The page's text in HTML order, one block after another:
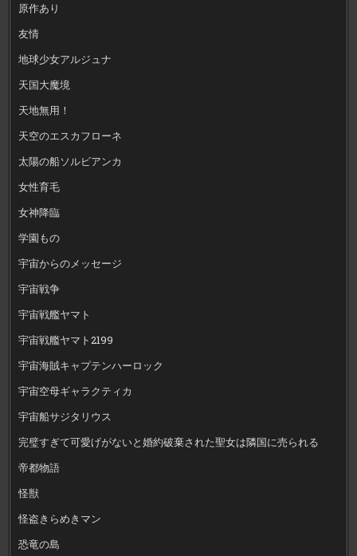
原作あり
友情
地球少女アルジュナ
天国大魔境
天地無用！
天空のエスカフローネ
太陽の船ソルビアンカ
女性育毛
女神降臨
学園もの
宇宙からのメッセージ
宇宙戦争
宇宙戦艦ヤマト
宇宙戦艦ヤマト2199
宇宙海賊キャプテンハーロック
宇宙空母ギャラクティカ
宇宙船サジタリウス
完璧すぎて可愛げがないと婚約破棄された聖女は隣国に売られる
帝都物語
怪獣
怪盗きらめきマン
恐竜の島